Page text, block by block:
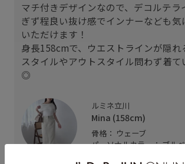
マチ付きデザインなので、デコルテラ
ぎず程良い抜け感でインナーなども気
いただけます！
身長158cmで、ウエストラインが隠れ
スタイルやアウトスタイル問わず着て
◎
ルミネ立川
Mina (158cm)
骨格： ウェーブ
パーソナルカラー： ブル